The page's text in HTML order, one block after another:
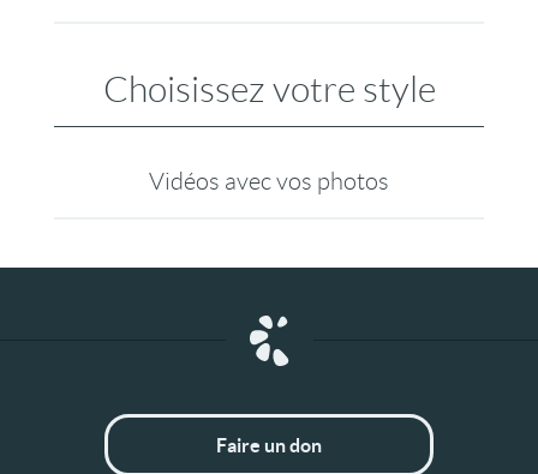
Choisissez votre style
Vidéos avec vos photos
Faire un don